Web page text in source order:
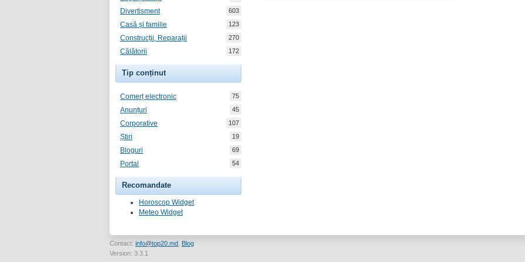
Divertisment 603
Casă și familie 123
Construcții, Reparații 270
Călătorii 172
Tip conținut
Comerț electronic 75
Anunțuri 45
Corporative 107
Știri 19
Bloguri 69
Portal 54
Recomandate
Horoscop Widget
Meteo Widget
Contact: info@top20.md Blog
Version: 3.3.1